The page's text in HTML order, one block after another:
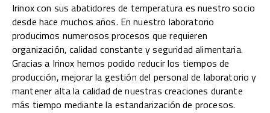
Irinox con sus abatidores de temperatura es nuestro socio
desde hace muchos años. En nuestro laboratorio
producimos numerosos procesos que requieren
organización, calidad constante y seguridad alimentaria.
Gracias a Irinox hemos podido reducir los tiempos de
producción, mejorar la gestión del personal de laboratorio y
mantener alta la calidad de nuestras creaciones durante
más tiempo mediante la estandarización de procesos.